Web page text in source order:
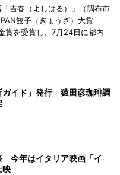
吉春（よしはる）」（調布市
餃子（ぎょうざ）大賞
賞を受賞し、7月24日に都内
ガイド」発行 猿田彦珈琲調
今年はイタリア映画「イ
映